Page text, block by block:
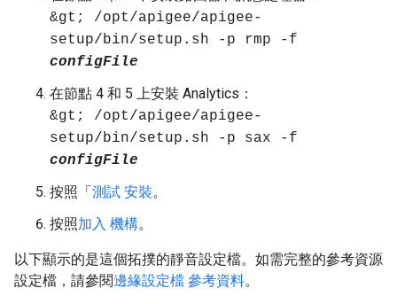
&gt; /opt/apigee/apigee-
setup/bin/setup.sh -p rmp -f
configFile
在節點 4 和 5 上安裝 Analytics：
&gt; /opt/apigee/apigee-
setup/bin/setup.sh -p sax -f
configFile
按照「測試 安裝。
按照加入 機構。
以下顯示的是這個拓撲的靜音設定檔。如需完整的參考資源
設定檔，請參閱邊緣設定檔 參考資料。